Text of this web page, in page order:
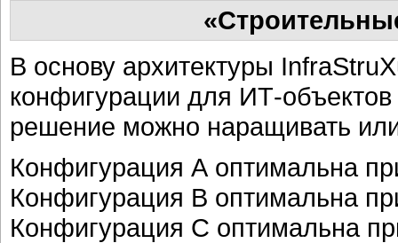
В основу архитектуры
конфигурации для ИТ-
решение можно наращивать
Конфигурация А оптимальна
Конфигурация В оптимальна
Конфигурация С оптимальна